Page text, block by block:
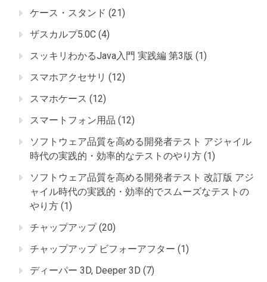
ケース・スタンド (21)
ザスカルプ5.0C (4)
スッキリわかるJava入門 実践編 第3版 (1)
スマホアクセサリ (12)
スマホケース (12)
スマートフォン用品 (12)
ソフトウェア品質を高める開発者テスト アジャイル
時代の実践的・効率的なテストのやり方 (1)
ソフトウェア品質を高める開発者テスト 改訂版 アジ
ャイル時代の実践的・効率的でスムーズなテストの
やり方 (1)
チャップアップ(20)
チャップアップ ビフォーアフター (1)
ディーパー 3D, Deeper 3D (7)